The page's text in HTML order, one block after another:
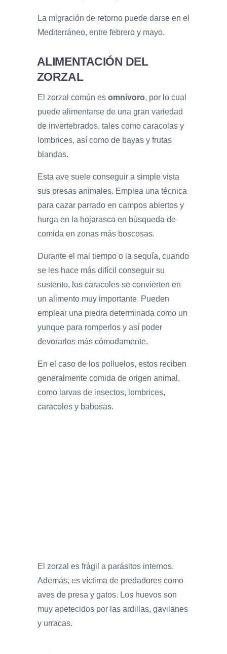
La migración de retorno puede darse en el
Mediterráneo, entre febrero y mayo.
ALIMENTACIÓN DEL
ZORZAL
El zorzal común es omnívoro, por lo cual
puede alimentarse de una gran variedad
de invertebrados, tales como caracolas y
lombrices, así como de bayas y frutas
blandas.
Esta ave suele conseguir a simple vista
sus presas animales. Emplea una técnica
para cazar parrado en campos abiertos y
hurga en la hojarasca en búsqueda de
comida en zonas más boscosas.
Durante el mal tiempo o la sequía, cuando
se les hace más difícil conseguir su
sustento, los caracoles se convierten en
un alimento muy importante. Pueden
emplear una piedra determinada como un
yunque para romperlos y así poder
devorarlos más cómodamente.
En el caso de los polluelos, estos reciben
generalmente comida de origen animal,
como larvas de insectos, lombrices,
caracoles y babosas.
El zorzal es frágil a parásitos internos.
Además, es víctima de predadores como
aves de presa y gatos. Los huevos son
muy apetecidos por las ardillas, gavilanes
y urracas.